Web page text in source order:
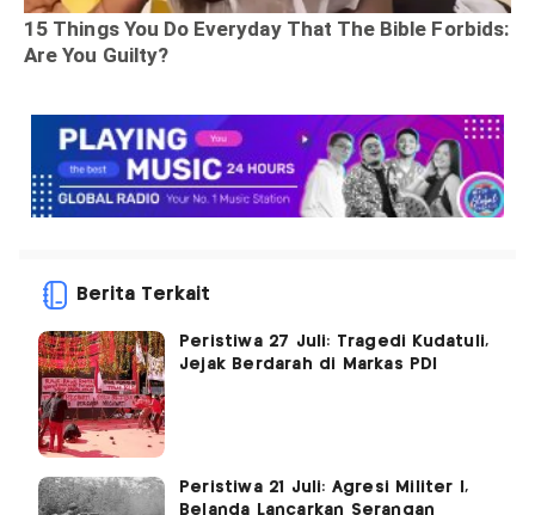
Berita Terkait
Peristiwa 27 Juli: Tragedi Kudatuli,
Jejak Berdarah di Markas PDI
Peristiwa 21 Juli: Agresi Militer I,
Belanda Lancarkan Serangan